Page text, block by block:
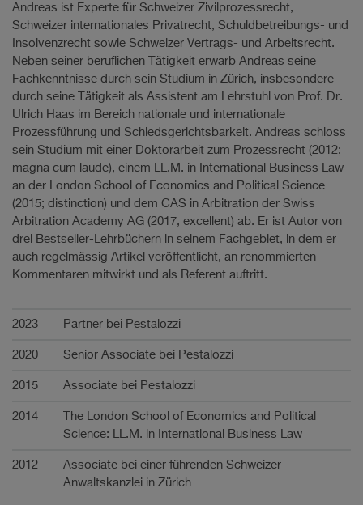
Andreas ist Experte für Schweizer Zivilprozessrecht,
Schweizer internationales Privatrecht, Schuldbetreibungs- und
Insolvenzrecht sowie Schweizer Vertrags- und Arbeitsrecht.
Neben seiner beruflichen Tätigkeit erwarb Andreas seine
Fachkenntnisse durch sein Studium in Zürich, insbesondere
durch seine Tätigkeit als Assistent am Lehrstuhl von Prof. Dr.
Ulrich Haas im Bereich nationale und internationale
Prozessführung und Schiedsgerichtsbarkeit. Andreas schloss
sein Studium mit einer Doktorarbeit zum Prozessrecht (2012;
magna cum laude), einem LL.M. in International Business Law
an der London School of Economics and Political Science
(2015; distinction) und dem CAS in Arbitration der Swiss
Arbitration Academy AG (2017, excellent) ab. Er ist Autor von
drei Bestseller-Lehrbüchern in seinem Fachgebiet, in dem er
auch regelmässig Artikel veröffentlicht, an renommierten
Kommentaren mitwirkt und als Referent auftritt.
Karriere
2023 Partner bei Pestalozzi
2020 Senior Associate bei Pestalozzi
2015 Associate bei Pestalozzi
2014
The London School of Economics and Political
Science: LL.M. in International Business Law
2012
Associate bei einer führenden Schweizer
Anwaltskanzlei in Zürich